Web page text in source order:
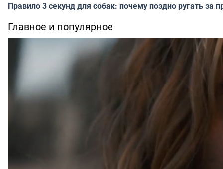
Правило 3 секунд для собак: почему поздно ругать за
Главное и популярное